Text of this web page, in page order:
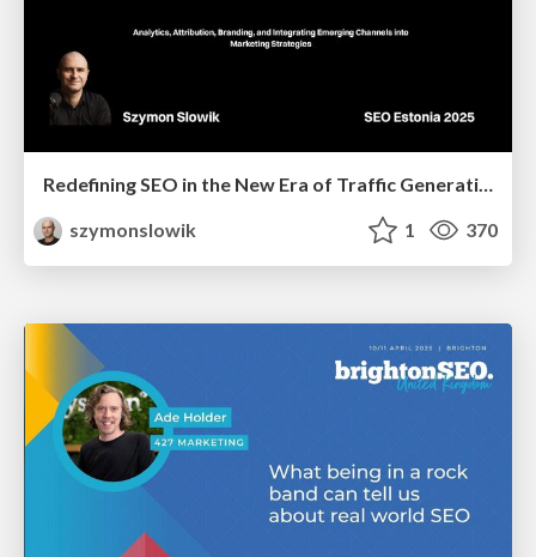
Redefining SEO in the New Era of Traffic Generation
szymonslowik
1 370